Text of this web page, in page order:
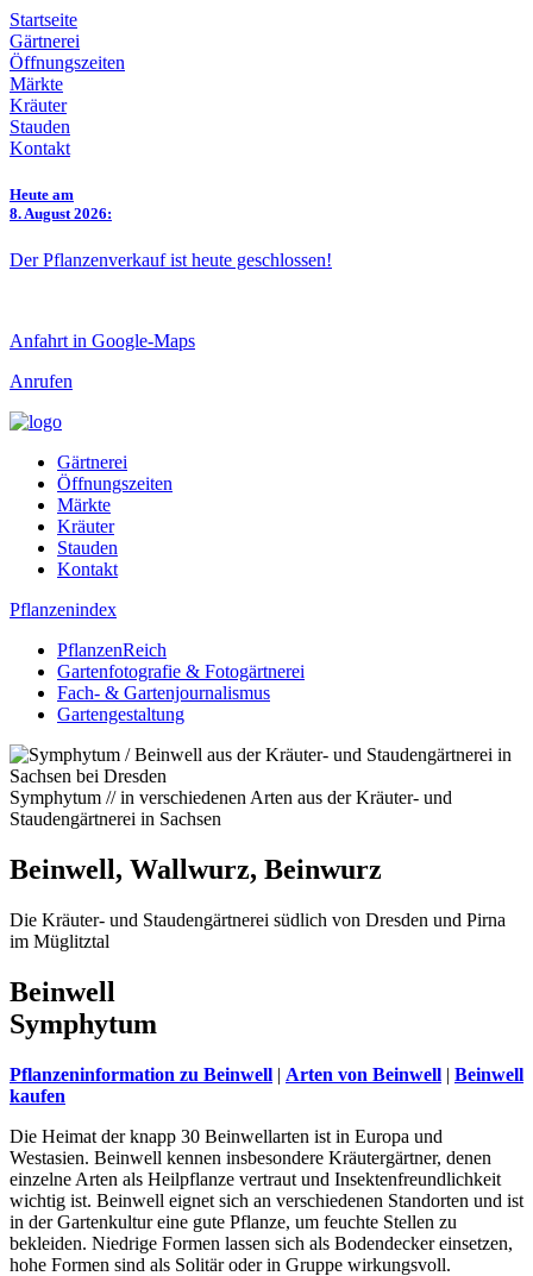
Startseite
Gärtnerei
Öffnungszeiten
Märkte
Kräuter
Stauden
Kontakt
Heute am
8. August 2026:
Der Pflanzenverkauf ist heute geschlossen!
Anfahrt in Google-Maps
Anrufen
Gärtnerei
Öffnungszeiten
Märkte
Kräuter
Stauden
Kontakt
Pflanzenindex
PflanzenReich
Gartenfotografie & Fotogärtnerei
Fach- & Gartenjournalismus
Gartengestaltung
Symphytum // in verschiedenen Arten aus der Kräuter- und
Staudengärtnerei in Sachsen
Beinwell, Wallwurz, Beinwurz
Die Kräuter- und Staudengärtnerei südlich von Dresden und Pirna
im Müglitztal
Beinwell
Symphytum
Pflanzeninformation zu Beinwell | Arten von Beinwell | Beinwell
kaufen
Die Heimat der knapp 30 Beinwellarten ist in Europa und
Westasien. Beinwell kennen insbesondere Kräutergärtner, denen
einzelne Arten als Heilpflanze vertraut und Insektenfreundlichkeit
wichtig ist. Beinwell eignet sich an verschiedenen Standorten und ist
in der Gartenkultur eine gute Pflanze, um feuchte Stellen zu
bekleiden. Niedrige Formen lassen sich als Bodendecker einsetzen,
hohe Formen sind als Solitär oder in Gruppe wirkungsvoll.